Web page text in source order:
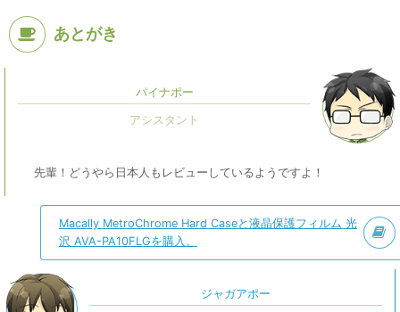
あとがき
パイナポー
先輩！どうやら日本人もレビューしているようですよ！
Macally MetroChrome Hard Caseと液晶保護フィルム 光
沢 AVA-PA10FLGを購入。
ジャガアポー